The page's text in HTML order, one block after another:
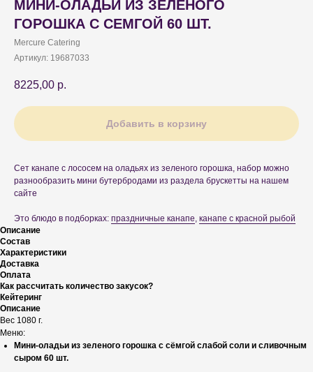
МИНИ-ОЛАДЬИ ИЗ ЗЕЛЕНОГО
ГОРОШКА С СЕМГОЙ 60 ШТ.
Mercure Catering
Артикул: 19687033
8225,00 р.
Добавить в корзину
Сет канапе с лососем на оладьях из зеленого горошка, набор можно
разнообразить мини бутербродами из раздела брускетты на нашем
сайте
Это блюдо в подборках: праздничные канапе, канапе с красной рыбой
Описание
Состав
Характеристики
Доставка
Оплата
Как рассчитать количество закусок?
Кейтеринг
Описание
Вес 1080 г.
Меню:
Мини-оладьи из зеленого горошка с сёмгой слабой соли и сливочным
сыром 60 шт.